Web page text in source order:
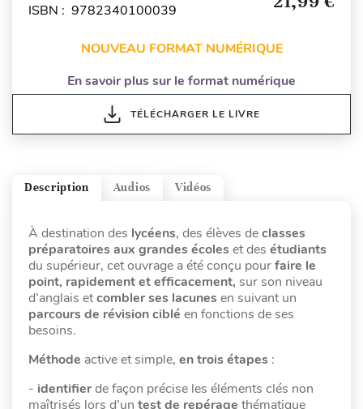
ISBN : 9782340100039
NOUVEAU FORMAT NUMÉRIQUE
En savoir plus sur le format numérique
TÉLÉCHARGER LE LIVRE
Vidéos
Audios
Description
À destination des lycéens, des élèves declasses
préparatoires aux grandes écoles et des étudiants
du supérieur, cet ouvrage a été conçu pourfaire le
point, rapidement et efficacement, sur son niveau
d’anglais etcombler ses lacunes en suivant un
parcours de révision ciblé en fonctions de ses
besoins.
Méthode active et simple, en trois étapes :
- identifierde façon précise les éléments clés non
maîtrisés lors d’un test de repérage thématique